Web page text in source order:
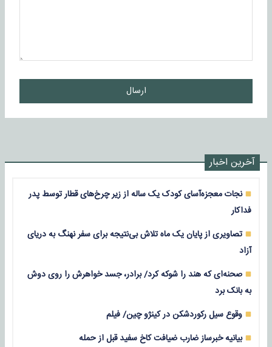
ارسال
آخرین اخبار
نجات معجزه‌آسای کودک یک ساله از زیر چرخ‌های قطار توسط پدر
فداکار
تصاویری از پایان یک ماه تلاش بی‌نتیجه برای سفر نهنگ به دریای
آزاد
صحنه‌ای که هند را شوکه کرد/ برادر، جسد خواهرش را روی دوش
به بانک برد
وقوع سیل رکوردشکن در کینژو چین/ فیلم
بیانیه خبرساز ضارب ضیافت کاخ سفید قبل از حمله